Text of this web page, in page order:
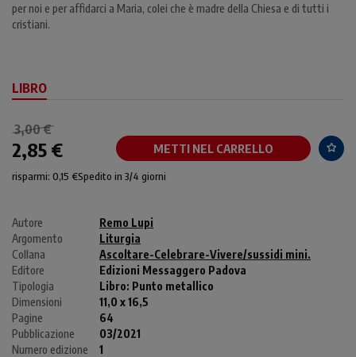
per noi e per affidarci a Maria, colei che è madre della Chiesa e di tutti i
cristiani.
LIBRO
3,00 €
2,85 € METTI NEL CARRELLO
risparmi: 0,15 €Spedito in 3/4 giorni
Autore
Remo Lupi
Argomento
Liturgia
Collana
Ascoltare-Celebrare-Vivere/sussidi mini.
Editore
Edizioni Messaggero Padova
Tipologia
Libro: Punto metallico
Dimensioni
11,0 x 16,5
Pagine
64
Pubblicazione
03/2021
Numero edizione
1